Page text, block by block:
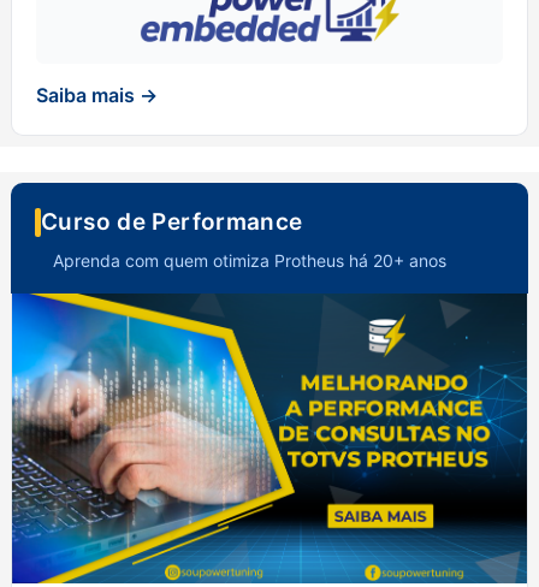
Saiba mais →
Curso de Performance
Aprenda com quem otimiza Protheus há 20+ anos